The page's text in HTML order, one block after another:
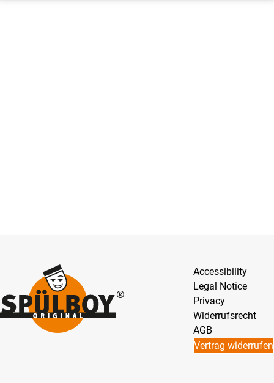
Accessibility
Legal Notice
Privacy
Widerrufsrecht
AGB
Vertrag widerrufen